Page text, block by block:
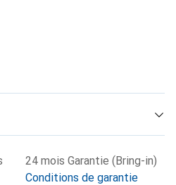
24 mois Garantie (Bring-in)
Conditions de garantie